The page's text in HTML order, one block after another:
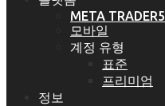
META TRADER5
모바일
계정 유형
표준
프리미엄
정보